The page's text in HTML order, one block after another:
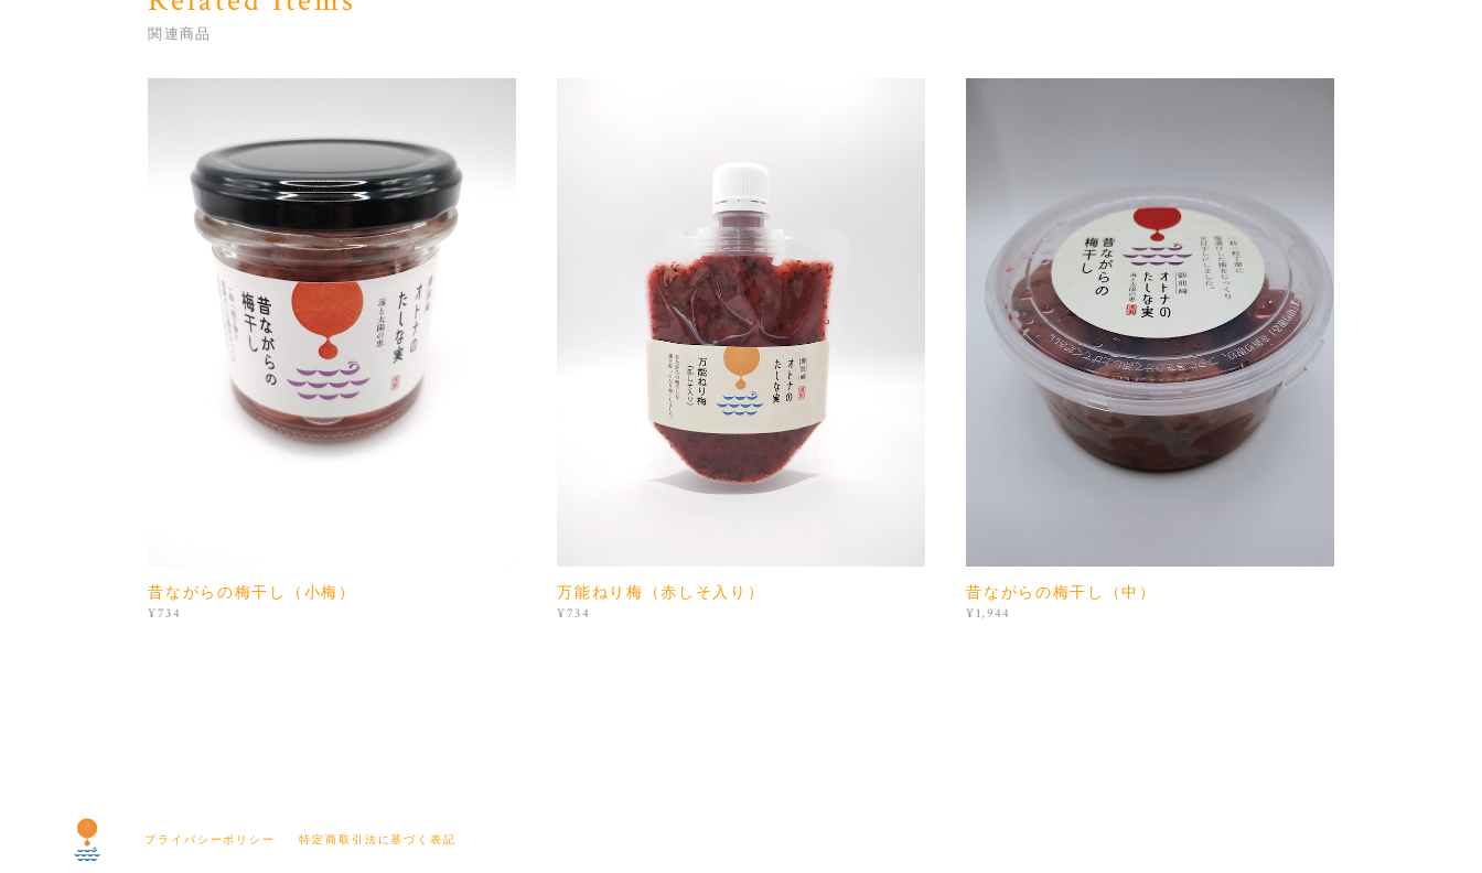
関連商品
昔ながらの梅干し（小梅）
¥734
万能ねり梅（赤しそ入り）
¥734
昔ながらの梅干し（中）
¥1,944
プライバシーポリシー 特定商取引法に基づく表記